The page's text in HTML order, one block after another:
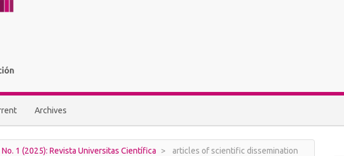
Archives
No. 1 (2025): Revista Universitas Científica articles of scientific dissemination